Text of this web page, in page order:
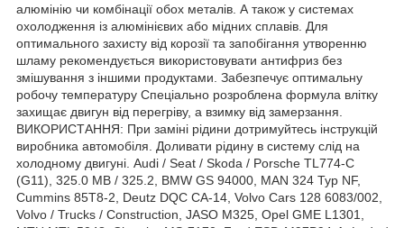
алюмінію чи комбінації обох металів. А також у системах
охолодження із алюмінієвих або мідних сплавів. Для
оптимального захисту від корозії та запобігання утворенню
шламу рекомендується використовувати антифриз без
змішування з іншими продуктами. Забезпечує оптимальну
робочу температуру Спеціально розроблена формула влітку
захищає двигун від перегріву, а взимку від замерзання.
ВИКОРИСТАННЯ: При заміні рідини дотримуйтесь інструкцій
виробника автомобіля. Доливати рідину в систему слід на
холодному двигуні. Audi / Seat / Skoda / Porsche TL774-C
(G11), 325.0 MB / 325.2, BMW GS 94000, MAN 324 Typ NF,
Cummins 85T8-2, Deutz DQC CA-14, Volvo Cars 128 6083/002,
Volvo / Trucks / Construction, JASO M325, Opel GME L1301,